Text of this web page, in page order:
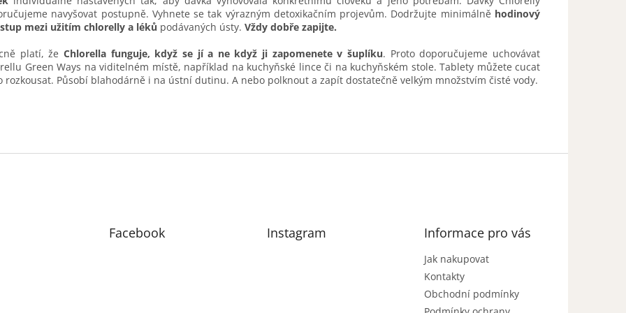
navyšovat postupně. Vyhnete se tak výrazným detoxikačním projevům. Dodržujte minimálně hodinový
mezi užitím chlorelly a léků podávaných ústy. Vždy dobře zapijte.
platí, že Chlorella funguje, když se jí a ne když ji zapomenete v šuplíku. Proto doporučujeme uchovávat
Green Ways na viditelném místě, například na kuchyňské lince či na kuchyňském stole. Tablety můžete cucat
rozkousat. Působí blahodárně i na ústní dutinu. A nebo polknout a zapít dostatečně velkým množstvím čisté vody.
Facebook Instagram Informace pro vás
Jak nakupovat
Kontakty
Obchodní podmínky